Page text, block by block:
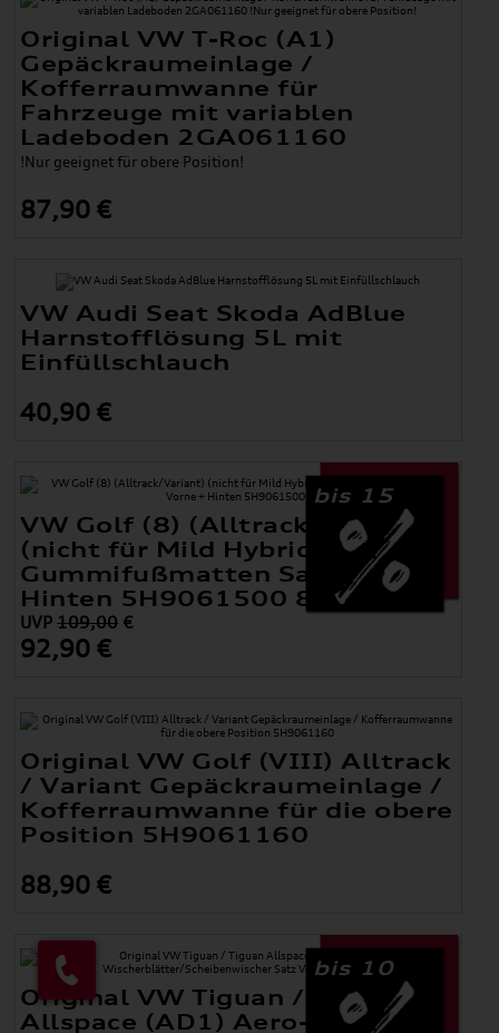
Original VW T-Roc (A1)
Gepäckraumeinlage /
Kofferraumwanne für
Fahrzeuge mit variablen
Ladeboden 2GA061160
!Nur geeignet für obere Position!
87,90 €
VW Audi Seat Skoda AdBlue
Harnstofflösung 5L mit
Einfüllschlauch
40,90 €
bis 15
VW Golf (8) (Alltrack/Variant)
(nicht für Mild Hybrid)
Gummifußmatten Satz Vorne +
Hinten 5H9061500 82V
UVP109,00 €
92,90 €
Original VW Golf (VIII) Alltrack
/ Variant Gepäckraumeinlage /
Kofferraumwanne für die obere
Position 5H9061160
88,90 €
bis 10
Original VW Tiguan / Tiguan
Allspace (AD1) Aero-